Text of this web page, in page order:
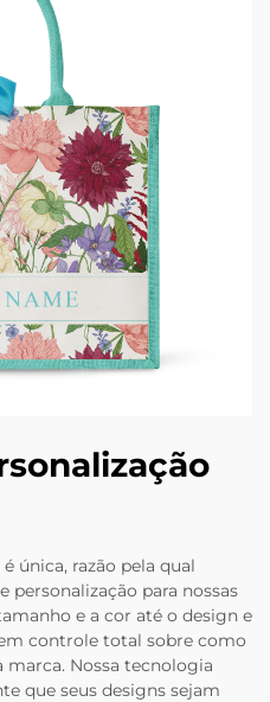
única, razão pela qual
personalização para nossas
e a cor até o design e
controle total sobre como
marca. Nossa tecnologia
que seus designs sejam